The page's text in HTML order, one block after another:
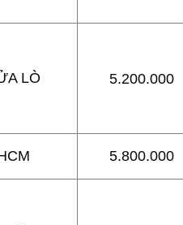
LÒ 5.200.000
5.800.000